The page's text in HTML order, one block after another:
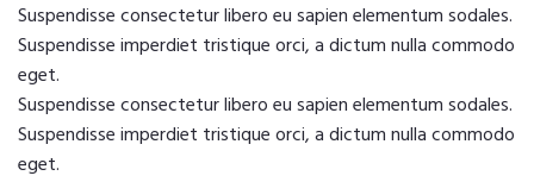
Suspendisse consectetur libero eu sapien elementum sodales.
Suspendisse imperdiet tristique orci, a dictum nulla commodo
eget.
Suspendisse consectetur libero eu sapien elementum sodales.
Suspendisse imperdiet tristique orci, a dictum nulla commodo
eget.